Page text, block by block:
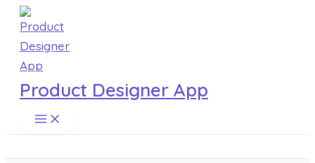
Skip
content
Product Designer App